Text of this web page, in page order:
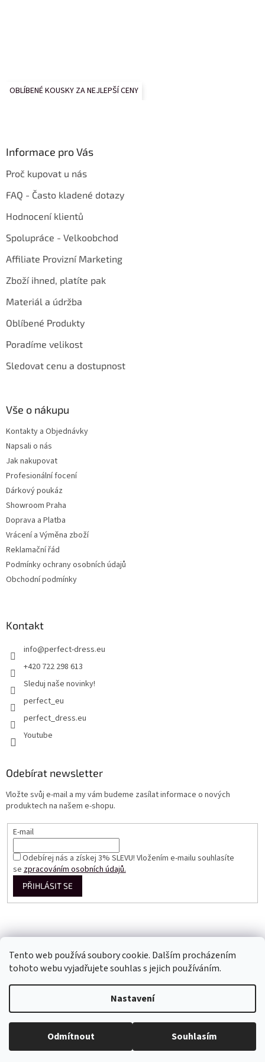
Tento web používá soubory cookie. Dalším procházením
tohoto webu vyjadřujete souhlas s jejich používáním.
Nastavení
Odmítnout Souhlasím
OBLÍBENÉ KOUSKY ZA NEJLEPŠÍ CENY
Informace pro Vás
Proč kupovat u nás
FAQ - Často kladené dotazy
Hodnocení klientů
Spolupráce - Velkoobchod
Affiliate Provizní Marketing
Zboží ihned, platíte pak
Materiál a údržba
Oblíbené Produkty
Poradíme velikost
Sledovat cenu a dostupnost
Vše o nákupu
Kontakty a Objednávky
Napsali o nás
Jak nakupovat
Profesionální focení
Dárkový poukáz
Showroom Praha
Doprava a Platba
Vrácení a Výměna zboží
Reklamační řád
Podmínky ochrany osobních údajů
Obchodní podmínky
Kontakt
info@perfect-dress.eu
+420 722 298 613
Sleduj naše novinky!
perfect_eu
perfect_dress.eu
Youtube
Odebírat newsletter
Vložte svůj e-mail a my vám budeme zasílat informace o nových
produktech na našem e-shopu.
E-mail
Odebírej nás a získej 3% SLEVU! Vložením e-mailu souhlasíte
se zpracováním osobních údajů.
PŘIHLÁSIT SE
Copyright 2026Perfect Dress EU. Všechna práva vyhrazena.
Upravit nastavení cookies